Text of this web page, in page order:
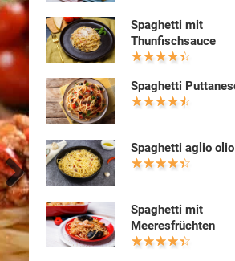
Next
Spaghetti mit
Thunfischsauce
Spaghetti
Spaghetti aglio olio
Spaghetti mit
Meeresfrüchten